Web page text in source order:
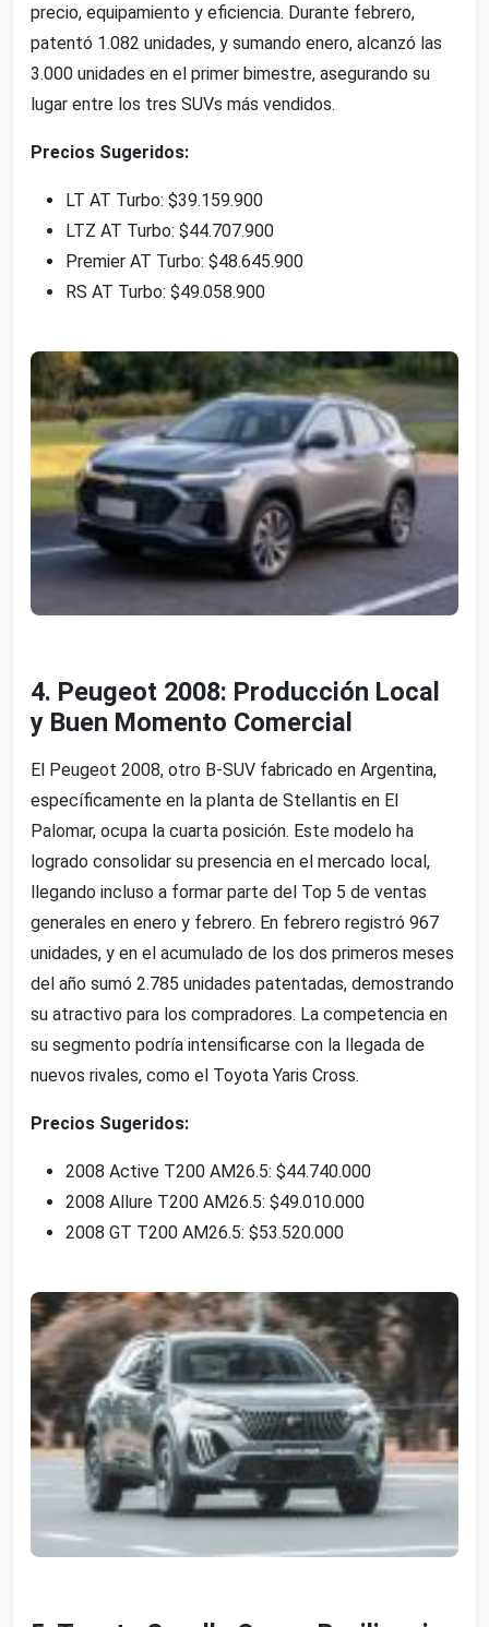
precio, equipamiento y eficiencia. Durante febrero,
patentó 1.082 unidades, y sumando enero, alcanzó las
3.000 unidades en el primer bimestre, asegurando su
lugar entre los tres SUVs más vendidos.
Precios Sugeridos:
LT AT Turbo: $39.159.900
LTZ AT Turbo: $44.707.900
Premier AT Turbo: $48.645.900
RS AT Turbo: $49.058.900
4. Peugeot 2008: Producción Local
y Buen Momento Comercial
El Peugeot 2008, otro B-SUV fabricado en Argentina,
específicamente en la planta de Stellantis en El
Palomar, ocupa la cuarta posición. Este modelo ha
logrado consolidar su presencia en el mercado local,
llegando incluso a formar parte del Top 5 de ventas
generales en enero y febrero. En febrero registró 967
unidades, y en el acumulado de los dos primeros meses
del año sumó 2.785 unidades patentadas, demostrando
su atractivo para los compradores. La competencia en
su segmento podría intensificarse con la llegada de
nuevos rivales, como el Toyota Yaris Cross.
Precios Sugeridos:
2008 Active T200 AM26.5: $44.740.000
2008 Allure T200 AM26.5: $49.010.000
2008 GT T200 AM26.5: $53.520.000